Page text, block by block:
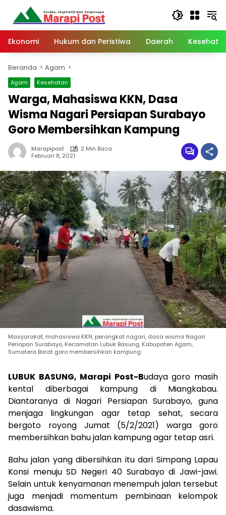
Langsung
konten
Ekonomi
Hukum dan Peristiwa Daerah
Beranda Agam
Agam Kesehatan
Warga, Mahasiswa KKN, Dasa
Wisma Nagari Persiapan Surabayo
Goro Membersihkan Kampung
Marapipost
2 Min Baca
Februari 8, 2021
Masyarakat, mahasiswa KKN, perangkat nagari, dasa wisma Nagari
Periapan Surabayo, Kecamatan Lubuk Basung, Kabupaten Agam,
Sumatera Barat goro membersihkan kampung.
LUBUK BASUNG, Marapi Post-Budaya goro masih
kental diberbagai kampung di Miangkabau.
Diantaranya di Nagari Persiapan Surabayo, guna
menjaga lingkungan agar tetap sehat, secara
bergoto royong Jumat (5/2/2021) warga goro
membersihkan bahu jalan kampung agar tetap asri.
Bahu jalan yang dibersihkan itu dari Simpang Lapau
Konsi menuju SD Negeri 40 Surabayo di Jawi-jawi.
Selain untuk kenyamanan menempuh jalan tersebut
juga menjadi momentum pembinaan kelompok
dasawisma.